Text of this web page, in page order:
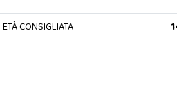
ETÀ CONSIGLIATA